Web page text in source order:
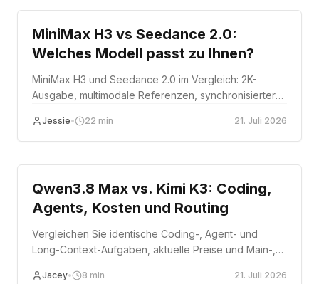
MiniMax H3 vs Seedance 2.0:
Welches Modell passt zu Ihnen?
MiniMax H3 und Seedance 2.0 im Vergleich: 2K-
Ausgabe, multimodale Referenzen, synchronisierter
Eignung für die Produktion.
Jessie• 22 min 21. Juli 2026
Comparison
Qwen3.8 Max vs. Kimi K3: Coding,
Agents, Kosten und Routing
Vergleichen Sie identische Coding-, Agent- und
Long-Context-Aufgaben, aktuelle Preise und Main-,
Jacey• 8 min 21. Juli 2026